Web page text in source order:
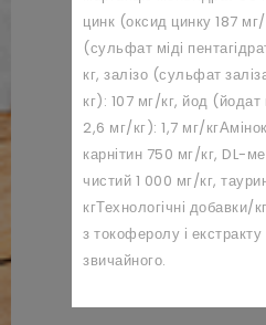
цинк (оксид цинку 187
(сульфат міді
кг, залізо (сульфат
кг): 107 мг/кг, йод
2,6 мг/кг): 1,7 мг/кг
карнітин 750 мг/кг, DL-
чистий 1 000 мг/кг,
кгТехнологічні добавки/
з токоферолу і
звичайного.